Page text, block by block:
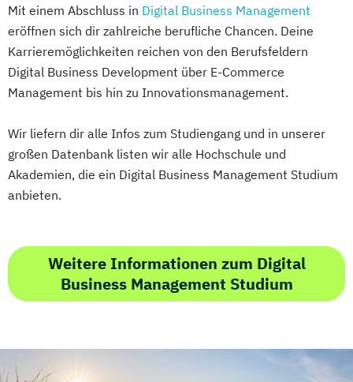
Mit einem Abschluss in Digital Business Management
eröffnen sich dir zahlreiche berufliche Chancen. Deine
Karrieremöglichkeiten reichen von den Berufsfeldern
Digital Business Development über E-Commerce
Management bis hin zu Innovationsmanagement.
Wir liefern dir alle Infos zum Studiengang und in unserer
großen Datenbank listen wir alle Hochschule und
Akademien, die ein Digital Business Management Studium
anbieten.
Weitere Informationen zum Digital
Business Management Studium